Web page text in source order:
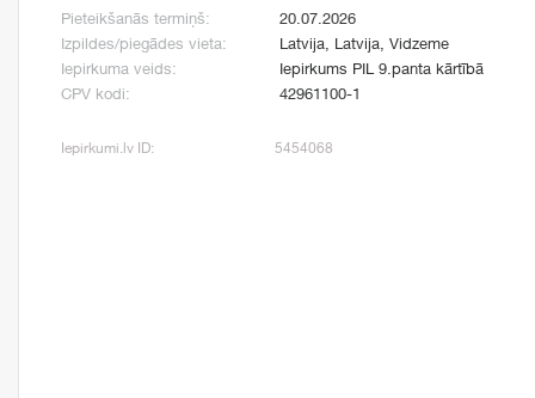
Pieteikšanās termiņš:
20.07.2026
Izpildes/piegādes vieta:
Latvija, Latvija, Vidzeme
Iepirkuma veids:
Iepirkums PIL 9.panta kārtībā
CPV kodi:
42961100-1
Iepirkumi.lv ID: 5454068